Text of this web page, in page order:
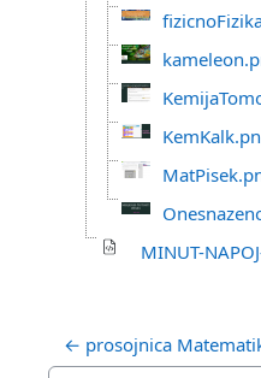
MINUT-
← prosojnica